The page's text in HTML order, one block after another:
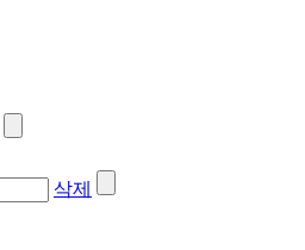
삭제